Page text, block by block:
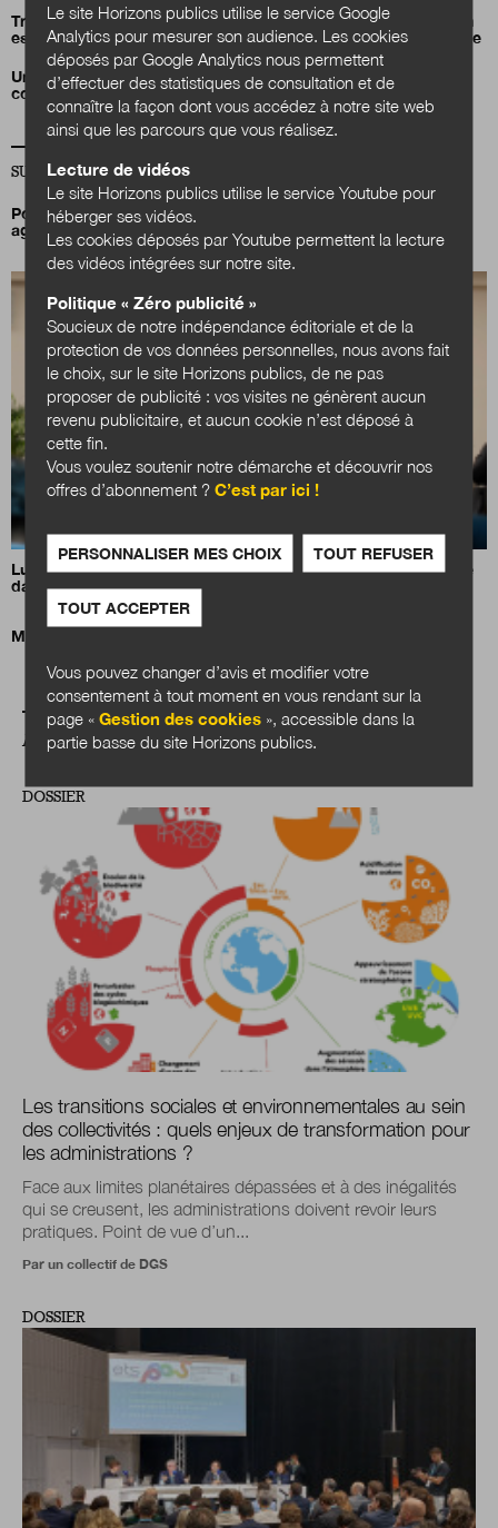
Transition énergétique : comment la Fontaine d’Ouche à Dijon
est devenue le plus grand quartier à énergie positive de France
Un carnet d’inspiration pour déployer l’IA responsable en
collectivités
SUR LA MÊME THÉMATIQUE SANTÉ-SOCIAL
Pourquoi et comment prendre soin de la santé mentale des
agents ?
Luc Carvounas appelle à inscrire l’action sociale de proximité
dans la durée
Mission santé ! L’exemple néerlandais de Health~Holland
A LIRE AUSSI
DOSSIER
Les transitions sociales et environnementales au sein
des collectivités : quels enjeux de transformation pour
les administrations ?
Face aux limites planétaires dépassées et à des inégalités
qui se creusent, les administrations doivent revoir leurs
pratiques. Point de vue d’un...
Par un collectif de DGS
DOSSIER
Le site Horizons publics utilise le service Google
Analytics pour mesurer son audience. Les cookies
déposés par Google Analytics nous permettent
d’effectuer des statistiques de consultation et de
connaître la façon dont vous accédez à notre site web
ainsi que les parcours que vous réalisez.
Lecture de vidéos
Le site Horizons publics utilise le service Youtube pour
héberger ses vidéos.
Les cookies déposés par Youtube permettent la lecture
des vidéos intégrées sur notre site.
Politique « Zéro publicité »
Soucieux de notre indépendance éditoriale et de la
protection de vos données personnelles, nous avons fait
le choix, sur le site Horizons publics, de ne pas
proposer de publicité : vos visites ne génèrent aucun
revenu publicitaire, et aucun cookie n’est déposé à
cette fin.
Vous voulez soutenir notre démarche et découvrir nos
offres d’abonnement ?C’est par ici !
PERSONNALISER MES CHOIX TOUT REFUSER
TOUT ACCEPTER
Vous pouvez changer d’avis et modifier votre
consentement à tout moment en vous rendant sur la
page «Gestion des cookies », accessible dans la
partie basse du site Horizons publics.